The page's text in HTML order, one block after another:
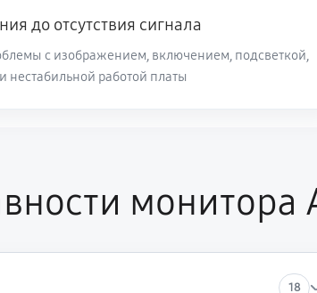
до отсутствия сигнала
с изображением, включением, подсветкой,
нестабильной работой платы
монитора
18